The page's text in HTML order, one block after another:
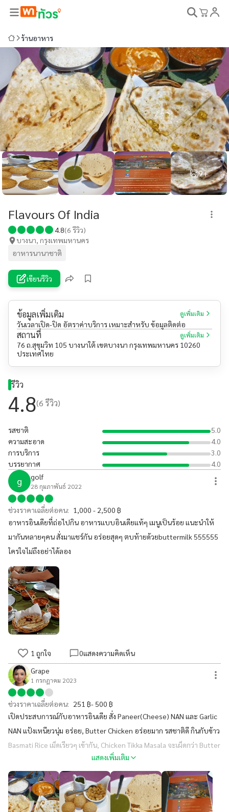
ร้านอาหาร
9+
Flavours Of India
4.8(6 รีวิว)
บางนา, กรุงเทพมหานคร
อาหารนานาชาติ
เขียนรีวิว
ข้อมูลเพิ่มเติม ดูเพิ่มเติม
วันเวลาเปิด-ปิด อัตราค่าบริการ เหมาะสำหรับ ข้อมูลติดต่อ
สถานที่ ดูเพิ่มเติม
76 ถ.สุขุมวิท 105 บางนาใต้ เขตบางนา กรุงเทพมหานคร 10260
ประเทศไทย
รีวิว
4.8(6 รีวิว)
รสชาติ
5.0
ความสะอาด
4.0
การบริการ
3.0
บรรยากาศ
4.0
g golf
28 กุมภาพันธ์ 2022
ช่วงราคาเฉลี่ยต่อคน: 1,000 - 2,500 ฿
อาหารอินเดียที่ถ่อไปกิน อาหารเเบบอินเดียเเท้ๆ เมนูเป็นร้อย เเนะนำให้
มากันหลายๆคน สั่งมาเเชร์กัน อร่อยสุดๆ ตบท้ายด้วยbuttermilk 555555
ใครใจไม่ถึงอย่าได้ลอง
1 ถูกใจ 0แสดงความคิดเห็น
Grape
1 กรกฎาคม 2023
ช่วงราคาเฉลี่ยต่อคน: 251 ฿- 500 ฿
เปิดประสบการณ์กับอาหารอินเดีย สั่ง Paneer(Cheese) NAN และ Garlic
NAN แป้งเหนียวนุ่ม อร่อย, Butter Chicken อร่อยมาก รสชาติดี กินกับข้าว
Basmati Rice เม็ดเรียวๆ เข้ากัน, Chicken Tikka Masala จะเผ็ดกว่า Butter
Chicken, ส่วนลูกกลมๆ Pani Puri เป็นแป้งกลมกลวง เจาะแบ่งครึ่งใส่ไส้มัน
ฝรั่งราดน้ำจิ้ม แปลกดี ร้านมีที่จอดรถด้านหลังร้านค่ะ
แสดงเพิ่มเติม